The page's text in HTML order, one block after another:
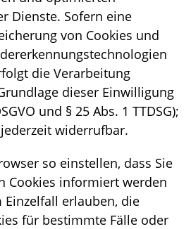
Dienste. Sofern eine
von Cookies und
die Verarbeitung
dieser Einwilligung
und § 25 Abs. 1 TTDSG);
widerrufbar.
so einstellen, dass Sie
Cookies informiert werden
erlauben, die
für bestimmte Fälle oder